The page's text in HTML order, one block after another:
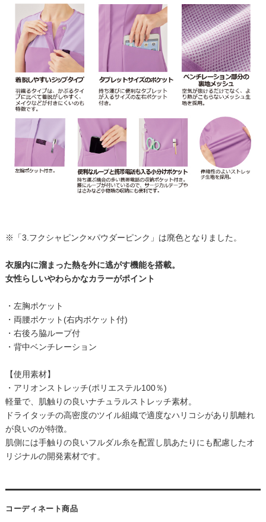
※「3.フクシャピンク×パウダーピンク」は廃色となりました。
衣服内に溜まった熱を外に逃がす機能を搭載。
女性らしいやわらかなカラーがポイント
・左胸ポケット
・両腰ポケット(右内ポケット付)
・右後ろ脇ループ付
・背中ベンチレーション
【使用素材】
・アリオンストレッチ(ポリエステル100％)
軽量で、肌触りの良いナチュラルストレッチ素材。
ドライタッチの高密度のツイル組織で適度なハリコシがあり肌離れ
が良いのが特徴。
肌側には手触りの良いフルダル糸を配置し肌あたりにも配慮したオ
リジナルの開発素材です。
コーディネート商品